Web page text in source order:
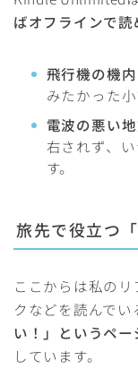
ばオフラインで読
飛行機の機内
みたかった
電波の悪い
右されず、
す。
旅先で役立つ
ここからは私の
クなどを読んでい
い！」というペ
しています。